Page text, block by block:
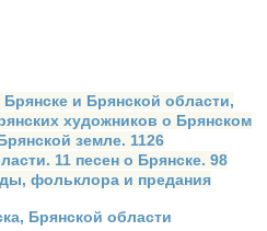
и Брянской области,
художников о Брянском
земле. 1126
11 песен о Брянске. 98
фольклора и предания
Брянской области